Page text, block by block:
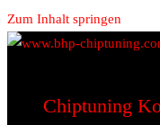
Zum Inhalt springen
www.bhp-chiptuning.com
BHP Motorsport
Chiptuning